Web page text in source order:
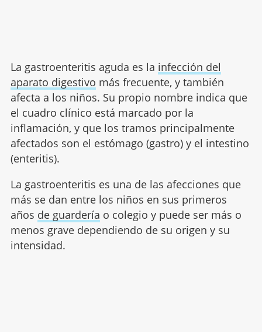
La gastroenteritis aguda es la infección del
aparato digestivo más frecuente, y también
afecta a los niños. Su propio nombre indica que
el cuadro clínico está marcado por la
inflamación, y que los tramos principalmente
afectados son el estómago (gastro) y el intestino
(enteritis).
La gastroenteritis es una de las afecciones que
más se dan entre los niños en sus primeros
años de guardería o colegio y puede ser más o
menos grave dependiendo de su origen y su
intensidad.